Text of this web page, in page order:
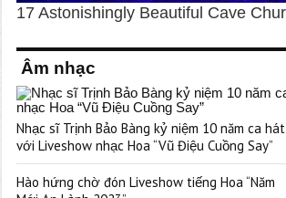
Âm nhạc
Nhạc sĩ Trịnh Bảo Bàng kỷ niệm 10 năm ca hát
với Liveshow nhạc Hoa “Vũ Điệu Cuồng Say”
Hào hứng chờ đón Liveshow tiếng Hoa “Năm